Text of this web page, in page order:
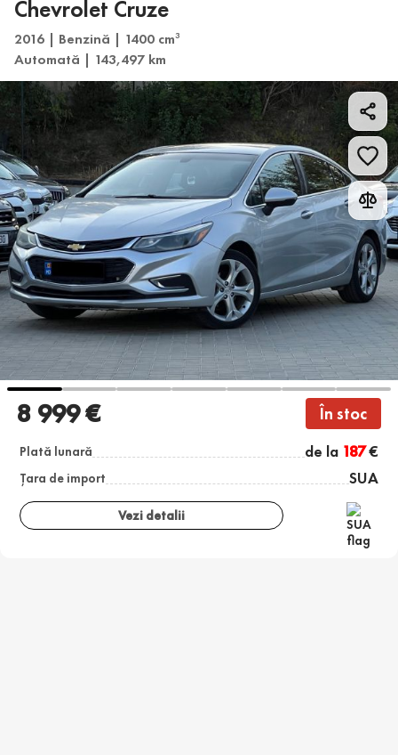
Chevrolet Cruze
2016 | Benzină | 1400 cm3
Automată | 143,497 km
8 999 € În stoc
Plată lunară de la 187€
Țara de import SUA
Vezi detalii